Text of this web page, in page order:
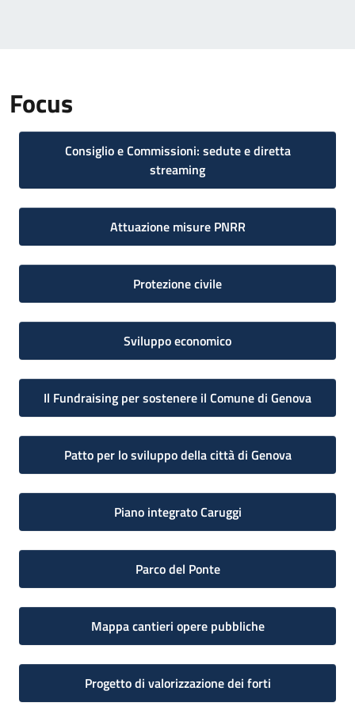
Focus
Consiglio e Commissioni: sedute e diretta
streaming
Attuazione misure PNRR
Protezione civile
Sviluppo economico
Il Fundraising per sostenere il Comune di Genova
Patto per lo sviluppo della città di Genova
Piano integrato Caruggi
Parco del Ponte
Mappa cantieri opere pubbliche
Progetto di valorizzazione dei forti